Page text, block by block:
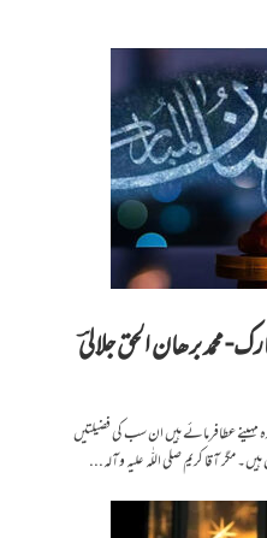
محمد برھان الحق جلالیؔ
عطافرمائے ہیں ان سب کی فضیلتیں
مگر آقا کریم صلی اللّٰہ علیہ وآلہ...